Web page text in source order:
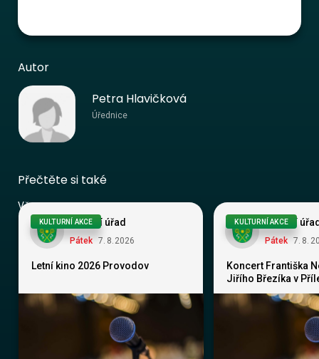
Autor
Petra Hlavičková
Úřednice
Přečtěte si také
Vše
Obecní úřad
Pátek 7. 8. 2026
Letní kino 2026 Provodov
KULTURNÍ AKCE Obecní
Pátek 7. 8.
Koncert Františka
Jiřího Březíka v
KULTURNÍ AKCE